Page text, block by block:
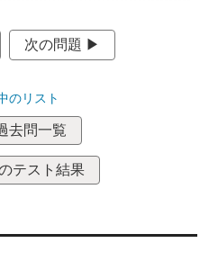
次の問題 ▶︎
のリスト
去問一覧
テスト結果